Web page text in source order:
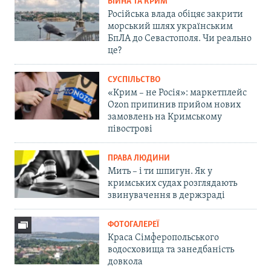
Російська влада обіцяє закрити
морський шлях українським
БпЛА до Севастополя. Чи реально
це?
СУСПІЛЬСТВО
«Крим – не Росія»: маркетплейс
Ozon припинив прийом нових
замовлень на Кримському
півострові
ПРАВА ЛЮДИНИ
Мить – і ти шпигун. Як у
кримських судах розглядають
звинувачення в держзраді
ФОТОГАЛЕРЕЇ
Краса Сімферопольського
водосховища та занедбаність
довкола